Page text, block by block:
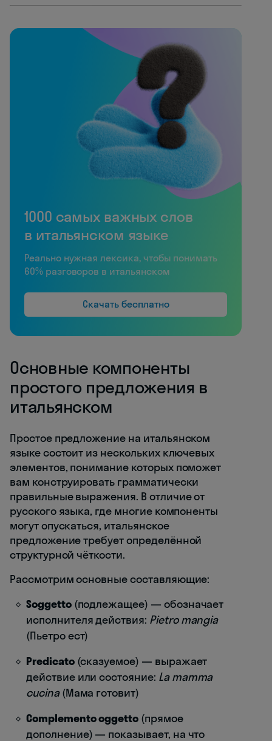
1000 самых важных слов
в итальянском языке
Реально нужная лексика, чтобы понимать
60% разговоров в итальянском
Скачать бесплатно
Основные компоненты
простого предложения в
итальянском
Простое предложение на итальянском
языке состоит из нескольких ключевых
элементов, понимание которых поможет
вам конструировать грамматически
правильные выражения. В отличие от
русского языка, где многие компоненты
могут опускаться, итальянское
предложение требует определённой
структурной чёткости.
Рассмотрим основные составляющие:
Soggetto(подлежащее) — обозначает
исполнителя действия: Pietro mangia
(Пьетро ест)
Predicato(сказуемое) — выражает
действие или состояние: La mamma
cucina(Мама готовит)
Complemento oggetto (прямое
дополнение) — показывает, на что